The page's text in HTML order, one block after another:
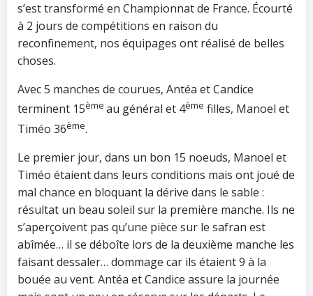
s’est transformé en Championnat de France. Écourté
à 2 jours de compétitions en raison du
reconfinement, nos équipages ont réalisé de belles
choses.
Avec 5 manches de courues, Antéa et Candice
terminent 15ème au général et 4ème filles, Manoel et
Timéo 36ème.
Le premier jour, dans un bon 15 noeuds, Manoel et
Timéo étaient dans leurs conditions mais ont joué de
mal chance en bloquant la dérive dans le sable :
résultat un beau soleil sur la première manche. Ils ne
s’aperçoivent pas qu’une pièce sur le safran est
abîmée… il se déboîte lors de la deuxième manche les
faisant dessaler… dommage car ils étaient 9 à la
bouée au vent. Antéa et Candice assure la journée